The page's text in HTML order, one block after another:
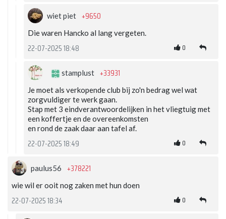
wiet piet +9650
Die waren Hancko al lang vergeten.
22-07-2025 18:48 0
stamplust +33931
Je moet als verkopende club bij zo'n bedrag wel wat
zorgvuldiger te werk gaan.
Stap met 3 eindverantwoordelijken in het vliegtuig met
een koffertje en de overeenkomsten
en rond de zaak daar aan tafel af.
22-07-2025 18:49 0
paulus56 +378221
wie wil er ooit nog zaken met hun doen
22-07-2025 18:34 0